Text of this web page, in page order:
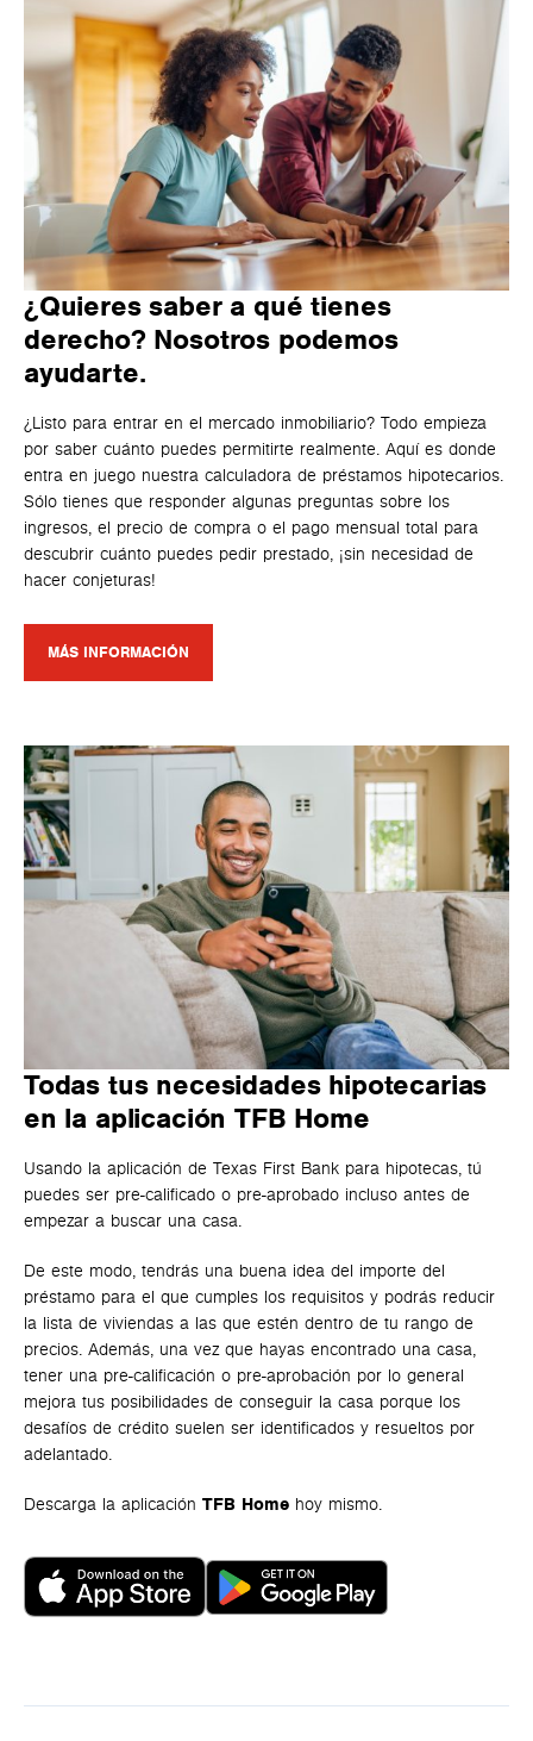
¿Quieres saber a qué tienes
derecho? Nosotros podemos
ayudarte.
¿Listo para entrar en el mercado inmobiliario? Todo empieza
por saber cuánto puedes permitirte realmente. Aquí es donde
entra en juego nuestra calculadora de préstamos hipotecarios.
Sólo tienes que responder algunas preguntas sobre los
ingresos, el precio de compra o el pago mensual total para
descubrir cuánto puedes pedir prestado, ¡sin necesidad de
hacer conjeturas!
MÁS INFORMACIÓN
Todas tus necesidades hipotecarias
en la aplicación TFB Home
Usando la aplicación de Texas First Bank para hipotecas, tú
puedes ser pre-calificado o pre-aprobado incluso antes de
empezar a buscar una casa.
De este modo, tendrás una buena idea del importe del
préstamo para el que cumples los requisitos y podrás reducir
la lista de viviendas a las que estén dentro de tu rango de
precios. Además, una vez que hayas encontrado una casa,
tener una pre-calificación o pre-aprobación por lo general
mejora tus posibilidades de conseguir la casa porque los
desafíos de crédito suelen ser identificados y resueltos por
adelantado.
Descarga la aplicación TFB Home hoy mismo.